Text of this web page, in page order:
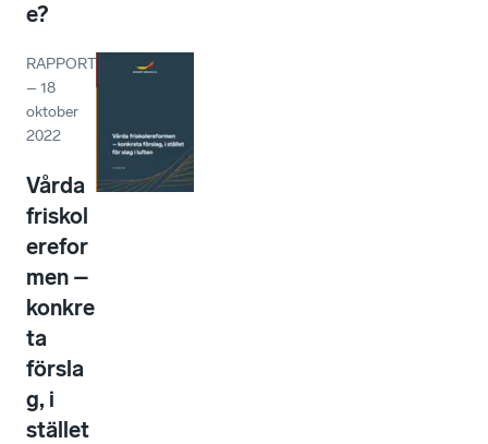
e?
RAPPORT
–18
oktober
2022
Vårda
friskol
erefor
men –
konkre
ta
försla
g, i
stället